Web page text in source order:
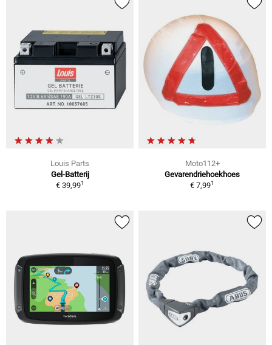
Louis Parts
Gel-Batterij
€ 39,991
Moto112+
Gevarendriehoekhoes
€ 7,991